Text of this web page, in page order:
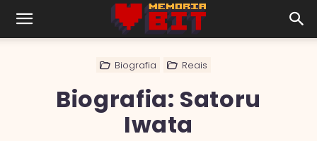
Biografia Reais
Biografia: Satoru
Iwata